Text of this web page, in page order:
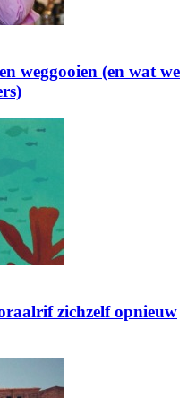
weggooien (en wat we
zichzelf opnieuw